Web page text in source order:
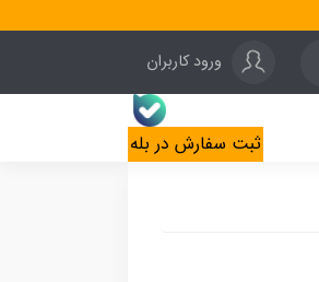
ورود کاربران
ثبت سفارش در بله